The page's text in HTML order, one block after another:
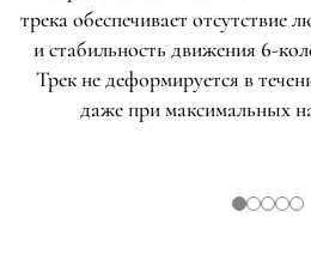
трека обеспечивает отсутствие
и стабильность движения 6-
Трек не деформируется в
даже при максимальных